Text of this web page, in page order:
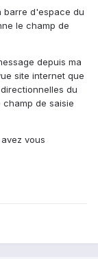
barre d'espace du
le champ de
depuis ma
site internet que
du
de saisie
vous